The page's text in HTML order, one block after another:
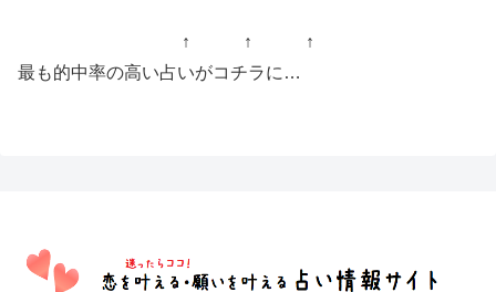
↑ ↑ ↑
最も的中率の高い占いがコチラに…